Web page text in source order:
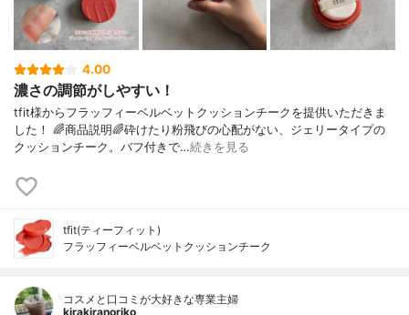
4.00
濃さの調節がしやすい！
tfit様からフラッフィーベルベットクッションチークを提供いただきま
した！ 🌈商品説明🌈砕けたり粉飛びの心配がない、ジェリータイプの
クッションチーク。バフ付きで…続きを見る
tfit(ティーフィット)
フラッフィーベルベットクッションチーク
コスメと口コミが大好きな専業主婦
kirakiranoriko